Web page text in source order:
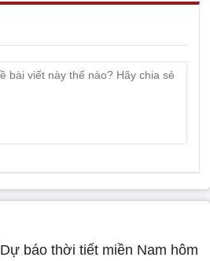
Dự báo thời tiết miền Nam hôm